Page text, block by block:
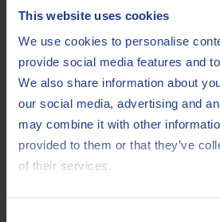
This website uses cookies
We use cookies to personalise
provide social media features and
We also share information about
our social media, advertising and
may combine it with other
provided to them or that they’ve
of their services.
Less
Prodotti correlati